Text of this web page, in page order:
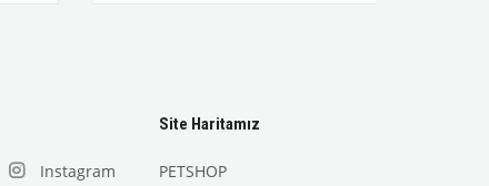
Instagram
Site Haritamız
PETSHOP